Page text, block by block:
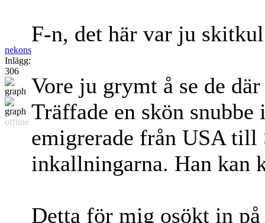
nekons
Inlägg:
306
offline
F-n, det här var ju
Vore ju grymt å se de
Träffade en skön
emigrerade från USA till
inkallningarna. Han kan
Detta för mig osökt in